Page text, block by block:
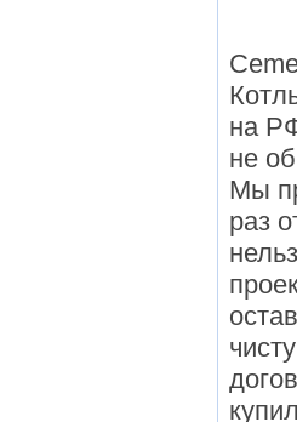
на
не
Мы
раз